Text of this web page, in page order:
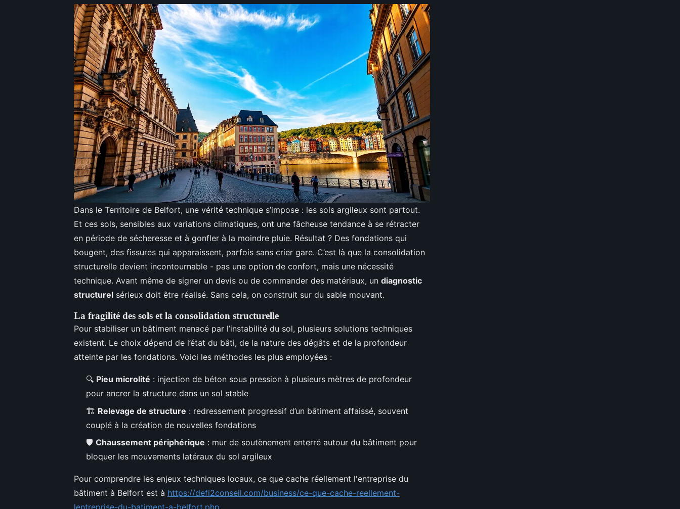
Dans le Territoire de Belfort, une vérité technique s’impose : les sols argileux sont partout.
Et ces sols, sensibles aux variations climatiques, ont une fâcheuse tendance à se rétracter
en période de sécheresse et à gonfler à la moindre pluie. Résultat ? Des fondations qui
bougent, des fissures qui apparaissent, parfois sans crier gare. C’est là que la consolidation
structurelle devient incontournable - pas une option de confort, mais une nécessité
technique. Avant même de signer un devis ou de commander des matériaux, un diagnostic
structurel sérieux doit être réalisé. Sans cela, on construit sur du sable mouvant.
La fragilité des sols et la consolidation structurelle
Pour stabiliser un bâtiment menacé par l’instabilité du sol, plusieurs solutions techniques
existent. Le choix dépend de l’état du bâti, de la nature des dégâts et de la profondeur
atteinte par les fondations. Voici les méthodes les plus employées :
🔍 Pieu microlité : injection de béton sous pression à plusieurs mètres de profondeur
pour ancrer la structure dans un sol stable
🏗️ Relevage de structure : redressement progressif d’un bâtiment affaissé, souvent
couplé à la création de nouvelles fondations
🛡️ Chaussement périphérique : mur de soutènement enterré autour du bâtiment pour
bloquer les mouvements latéraux du sol argileux
Pour comprendre les enjeux techniques locaux, ce que cache réellement l'entreprise du
bâtiment à Belfort est à https://defi2conseil.com/business/ce-que-cache-reellement-